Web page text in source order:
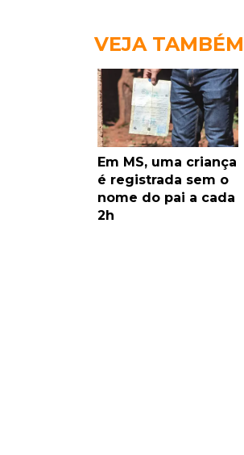
VEJA TAMBÉM
Em MS, uma criança
é registrada sem o
nome do pai a cada
2h